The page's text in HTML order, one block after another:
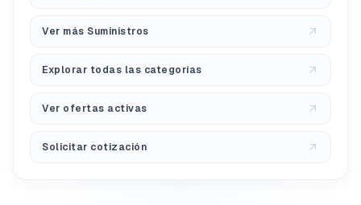
Ver más Suministros
Explorar todas las categorías
Ver ofertas activas
Solicitar cotización